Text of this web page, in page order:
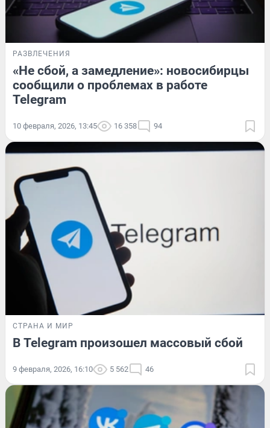
РАЗВЛЕЧЕНИЯ
«Не сбой, а замедление»: новосибирцы
сообщили о проблемах в работе
Telegram
10 февраля, 2026, 13:45 16 358 94
СТРАНА И МИР
В Telegram произошел массовый сбой
9 февраля, 2026, 16:10 5 562 46